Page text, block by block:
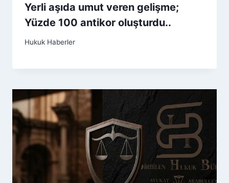
Yerli aşıda umut veren gelişme;
Yüzde 100 antikor oluşturdu..
Hukuk Haberler